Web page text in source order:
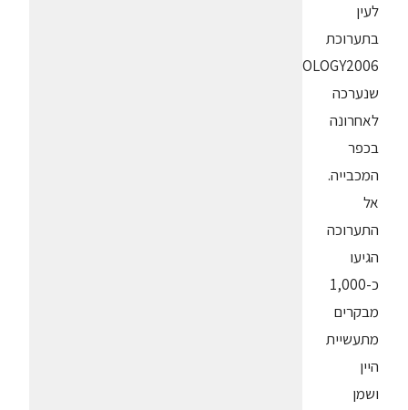
לעין
בתערוכת
TecENOLOGY2006
שנערכה
לאחרונה
בכפר
המכבייה.
אל
התערוכה
הגיעו
כ-1,000
מבקרים
מתעשיית
היין
ושמן